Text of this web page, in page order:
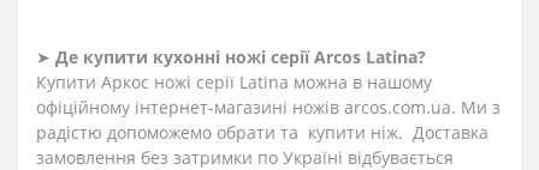
➤ Де купити кухонні ножі серіїArcos Latina?
Купити Аркос ножі серії Latina можна в нашому
офіційному інтернет-магазині ножів arcos.com.ua. Ми з
радістю допоможемо обрати та купити ніж. Доставка
замовлення без затримки по Україні відбувається